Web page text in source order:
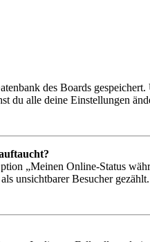
des Boards
du alle deine Einstellungen
„Meinen Online-Status
unsichtbarer Besucher gezählt.